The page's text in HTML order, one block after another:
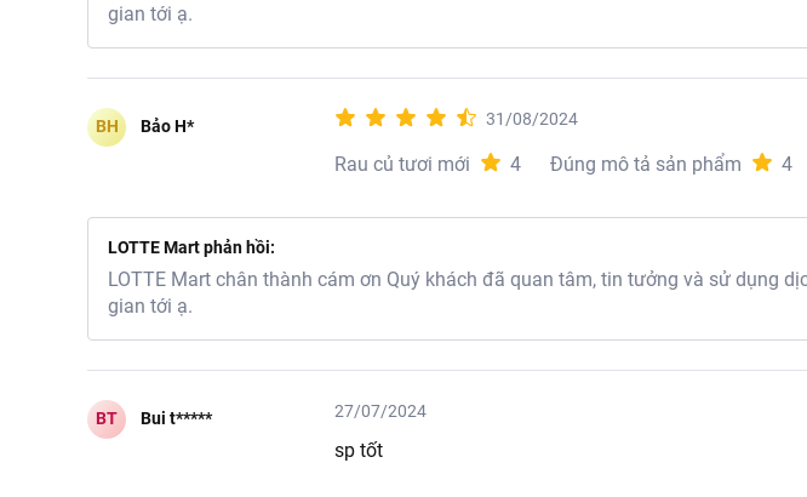
gian tới ạ.
BH Bảo H* 31/08/2024
Rau củ tươi mới 4 Đúng mô tả sản phẩm 4
LOTTE Mart phản hồi:
LOTTE Mart chân thành cám ơn Quý khách đã quan tâm, tin tưởng và sử dụng
gian tới ạ.
BT Bui t***** 27/07/2024
sp tốt